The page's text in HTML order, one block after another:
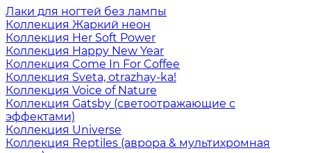
Лаки для ногтей без лампы
Коллекция Жаркий неон
Коллекция Her Soft Power
Коллекция Happy New Year
Коллекция Come In For Coffee
Коллекция Sveta, otrazhay-ka!
Коллекция Voice of Nature
Коллекция Gatsby (светоотражающие с
эффектами)
Коллекция Universe
Коллекция Reptiles (аврора & мультихромная